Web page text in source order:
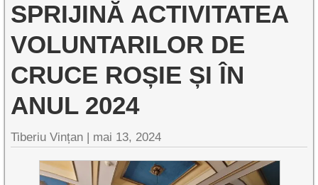
SPRIJINĂ ACTIVITATEA
VOLUNTARILOR DE
CRUCE ROȘIE ȘI ÎN
ANUL 2024
Tiberiu Vințan | mai 13, 2024